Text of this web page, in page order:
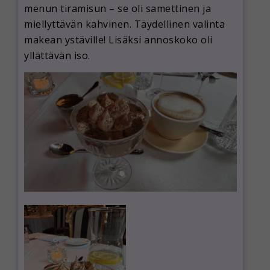
menun tiramisun – se oli samettinen ja
miellyttävän kahvinen. Täydellinen valinta
makean ystäville! Lisäksi annoskoko oli
yllättävän iso.